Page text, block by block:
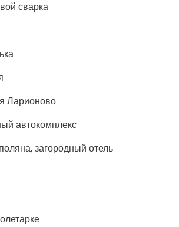
сварка
Ларионово
автокомплекс
загородный отель